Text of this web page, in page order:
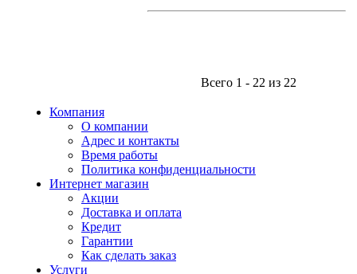
Всего 1 - 22 из 22
Компания
О компании
Адрес и контакты
Время работы
Политика конфиденциальности
Интернет магазин
Акции
Доставка и оплата
Кредит
Гарантии
Как сделать заказ
Услуги